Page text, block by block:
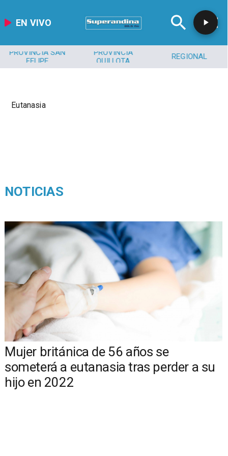
EN VIVO
PROVINCIA SAN
FELIPE
PROVINCIA
QUILLOTA
REGIONAL
Eutanasia
NOTICIAS
Mujer británica de 56 años se
someterá a eutanasia tras perder a su
hijo en 2022